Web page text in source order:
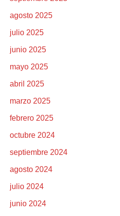
agosto 2025
julio 2025
junio 2025
mayo 2025
abril 2025
marzo 2025
febrero 2025
octubre 2024
septiembre 2024
agosto 2024
julio 2024
junio 2024